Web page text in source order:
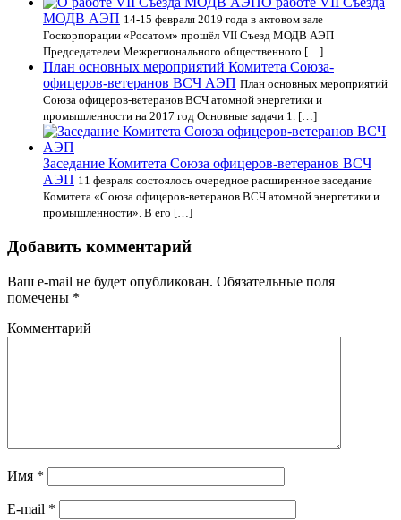
МОДВ АЭП 14-15 февраля 2019 года в актовом зале
Госкорпорации «Росатом» прошёл VII Cъезд МОДВ АЭП
Председателем Межрегионального общественного […]
План основных мероприятий Комитета Союза-
офицеров-ветеранов ВСЧ АЭП План основных мероприятий
Союза офицеров-ветеранов ВСЧ атомной энергетики и
промышленности на 2017 год Основные задачи 1. […]
Заседание Комитета Союза офицеров-ветеранов ВСЧ
АЭП 11 февраля состоялось очередное расширенное заседание
Комитета «Союза офицеров-ветеранов ВСЧ атомной энергетики и
промышленности». В его […]
Добавить комментарий
Ваш e-mail не будет опубликован. Обязательные поля
помечены *
Комментарий
Имя *
E-mail *